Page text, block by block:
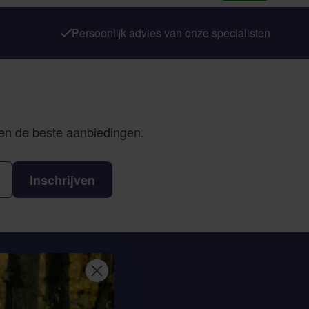
Persoonlijk advies van onze specialisten
de beste aanbiedingen.
Inschrijven
contact op